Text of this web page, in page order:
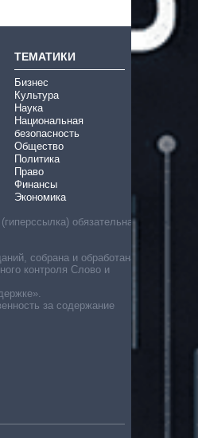
ТЕМАТИКИ
Бизнес
Культура
Наука
Национальная
безопасность
Общество
Политика
Право
Финансы
Экономика
обязательна
собрана и обработана
контроля Слово и
за содержание